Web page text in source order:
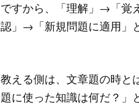
ですから、「理解」→「覚
認」→「新規問題に適用」
教える側は、文章題の時と
題に使った知識は何だ？」